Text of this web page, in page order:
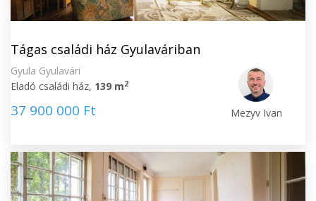
Tágas családi ház Gyulaváriban
Gyula Gyulavári
Eladó családi ház, 139 m2
37 900 000 Ft Mezyv Ivan